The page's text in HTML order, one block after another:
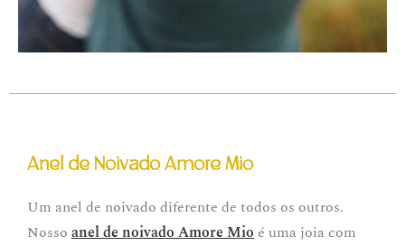
Anel de Noivado Amore Mio
Um anel de noivado diferente de todos os outros.
Nosso anel de noivado Amore Mio é uma joia com